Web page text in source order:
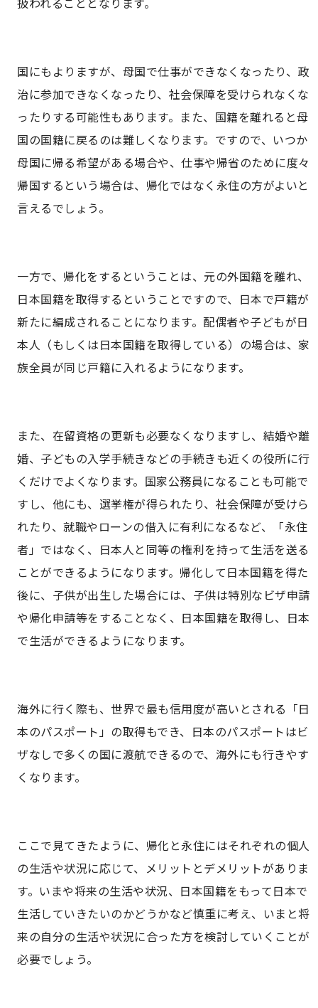
国にもよりますが、母国で仕事ができなくなったり、政
治に参加できなくなったり、社会保障を受けられなくな
ったりする可能性もあります。また、国籍を離れると母
国の国籍に戻るのは難しくなります。ですので、いつか
母国に帰る希望がある場合や、仕事や帰省のために度々
帰国するという場合は、帰化ではなく永住の方がよいと
言えるでしょう。
一方で、帰化をするということは、元の外国籍を離れ、
日本国籍を取得するということですので、日本で戸籍が
新たに編成されることになります。配偶者や子どもが日
本人（もしくは日本国籍を取得している）の場合は、家
族全員が同じ戸籍に入れるようになります。
また、在留資格の更新も必要なくなりますし、結婚や離
婚、子どもの入学手続きなどの手続きも近くの役所に行
くだけでよくなります。国家公務員になることも可能で
すし、他にも、選挙権が得られたり、社会保障が受けら
れたり、就職やローンの借入に有利になるなど、「永住
者」ではなく、日本人と同等の権利を持って生活を送る
ことができるようになります。帰化して日本国籍を得た
後に、子供が出生した場合には、子供は特別なビザ申請
や帰化申請等をすることなく、日本国籍を取得し、日本
で生活ができるようになります。
海外に行く際も、世界で最も信用度が高いとされる「日
本のパスポート」の取得もでき、日本のパスポートはビ
ザなしで多くの国に渡航できるので、海外にも行きやす
くなります。
ここで見てきたように、帰化と永住にはそれぞれの個人
の生活や状況に応じて、メリットとデメリットがありま
す。いまや将来の生活や状況、日本国籍をもって日本で
生活していきたいのかどうかなど慎重に考え、いまと将
来の自分の生活や状況に合った方を検討していくことが
必要でしょう。